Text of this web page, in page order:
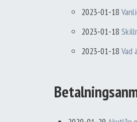
2023-01-18
2023-01-18
2023-01-18 Vad